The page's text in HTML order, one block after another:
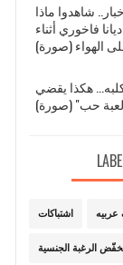
شاهدوا ماذا
فاخوري أثناء
الهواء (صورة)
هكذا يقضي
حب" (صورة)
اشتباكات